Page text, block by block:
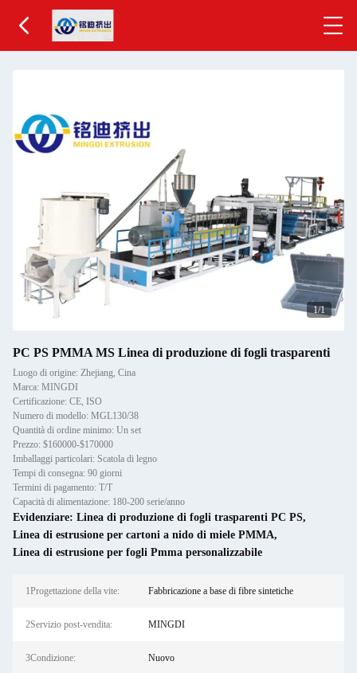
1/1
PC PS PMMA MS Linea di produzione di fogli trasparenti
Luogo di origine: Zhejiang, Cina
Marca: MINGDI
Certificazione: CE, ISO
Numero di modello: MGL130/38
Quantità di ordine minimo: Un set
Prezzo: $160000-$170000
Imballaggi particolari: Scatola di legno
Tempi di consegna: 90 giorni
Termini di pagamento: T/T
Capacità di alimentazione: 180-200 serie/anno
Evidenziare: Linea di produzione di fogli trasparenti PC PS,
Linea di estrusione per cartoni a nido di miele PMMA,
Linea di estrusione per fogli Pmma personalizzabile
1Progettazione della vite: Fabbricazione a base di fibre sintetiche
2Servizio post-vendita: MINGDI
3Condizione: Nuovo